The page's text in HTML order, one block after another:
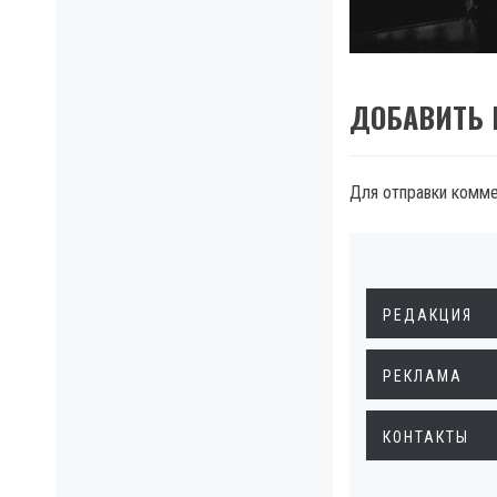
ДОБАВИТЬ
Для отправки
РЕДАКЦИЯ
РЕКЛАМА
КОНТАКТЫ